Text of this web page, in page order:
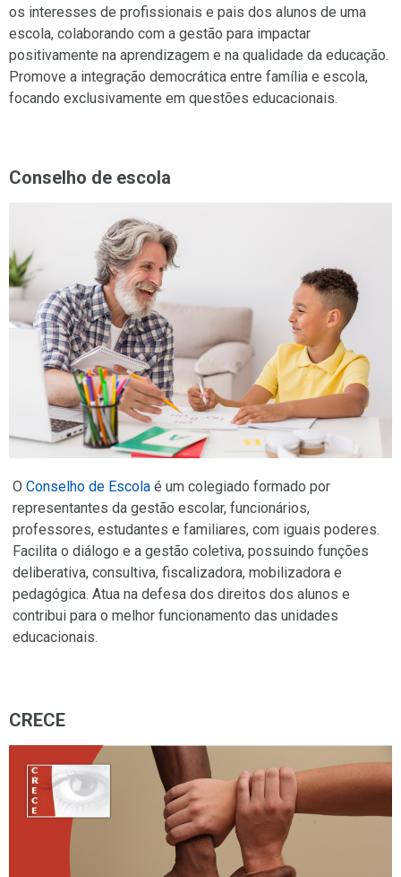
os interesses de profissionais e pais dos alunos de uma
escola, colaborando com a gestão para impactar
positivamente na aprendizagem e na qualidade da educação.
Promove a integração democrática entre família e escola,
focando exclusivamente em questões educacionais.
Conselho de escola
O Conselho de Escola é um colegiado formado por
representantes da gestão escolar, funcionários,
professores, estudantes e familiares, com iguais poderes.
Facilita o diálogo e a gestão coletiva, possuindo funções
deliberativa, consultiva, fiscalizadora, mobilizadora e
pedagógica. Atua na defesa dos direitos dos alunos e
contribui para o melhor funcionamento das unidades
educacionais.
CRECE